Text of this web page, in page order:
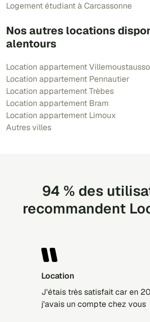
Logement étudiant à Carcassonne
Nos autres locations
alentours
Location appartement
Location appartement Pennautier
Location appartement Trèbes
Location appartement Bram
Location appartement Limoux
Autres villes
94 % des
recommandent
Location
J'étais très satisfait car en
j'avais un compte chez vous